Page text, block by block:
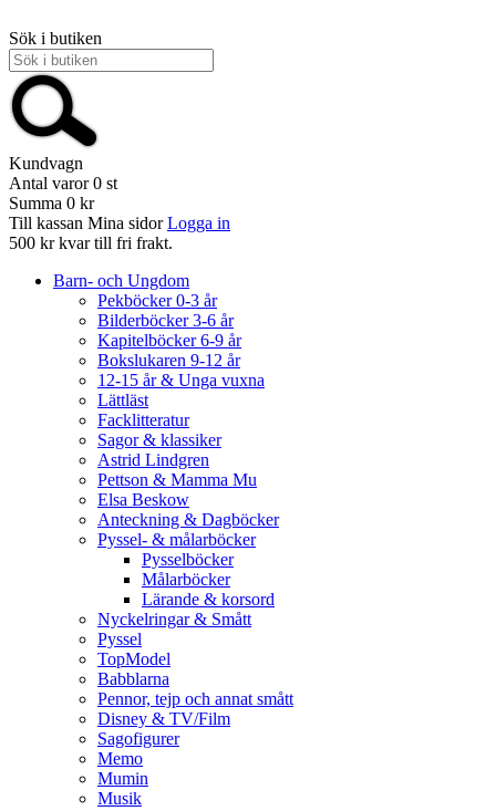
Sök i butiken
Kundvagn
Antal varor 0 st
Summa 0 kr
Till kassan Mina sidor Logga in
500 kr kvar till fri frakt.
Barn- och Ungdom
Pekböcker 0-3 år
Bilderböcker 3-6 år
Kapitelböcker 6-9 år
Bokslukaren 9-12 år
12-15 år & Unga vuxna
Lättläst
Facklitteratur
Sagor & klassiker
Astrid Lindgren
Pettson & Mamma Mu
Elsa Beskow
Anteckning & Dagböcker
Pyssel- & målarböcker
Pysselböcker
Målarböcker
Lärande & korsord
Nyckelringar & Smått
Pyssel
TopModel
Babblarna
Pennor, tejp och annat smått
Disney & TV/Film
Sagofigurer
Memo
Mumin
Musik